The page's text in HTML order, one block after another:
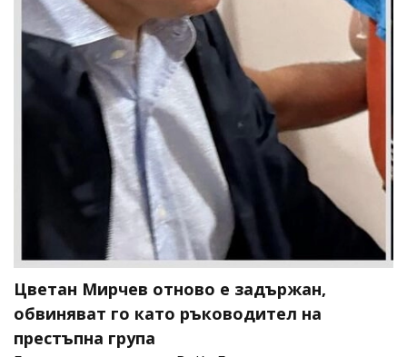
Цветан Мирчев отново е задържан,
обвиняват го като ръководител на
престъпна група